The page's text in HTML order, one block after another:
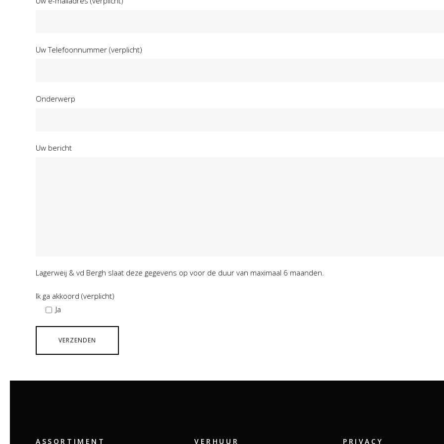
Uw Telefoonnummer (verplicht)
Onderwerp
Uw bericht
Lagerweij & vd Bergh slaat deze gegevens op voor de duur van maximaal 6 maanden.
Ik ga akkoord (verplicht)
Ja
ASSORTIMENT VERHUUR PRIVACY